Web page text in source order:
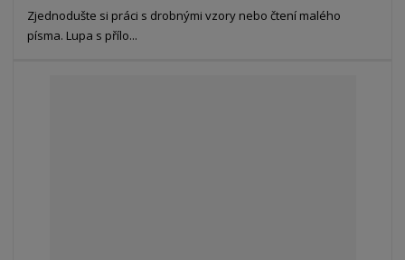
Zjednodušte si práci s drobnými vzory nebo čtení malého
písma. Lupa s přílo...